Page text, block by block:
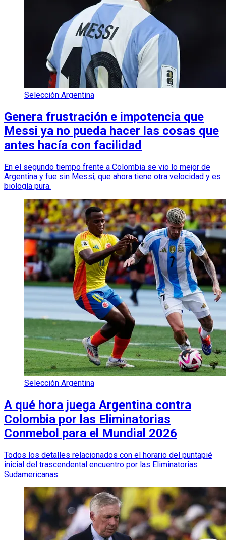
Selección Argentina
Genera frustración e impotencia que
Messi ya no pueda hacer las cosas que
antes hacía con facilidad
En el segundo tiempo frente a Colombia se vio lo mejor de
Argentina y fue sin Messi, que ahora tiene otra velocidad y es
biología pura.
Selección Argentina
A qué hora juega Argentina contra
Colombia por las Eliminatorias
Conmebol para el Mundial 2026
Todos los detalles relacionados con el horario del puntapié
inicial del trascendental encuentro por las Eliminatorias
Sudamericanas.